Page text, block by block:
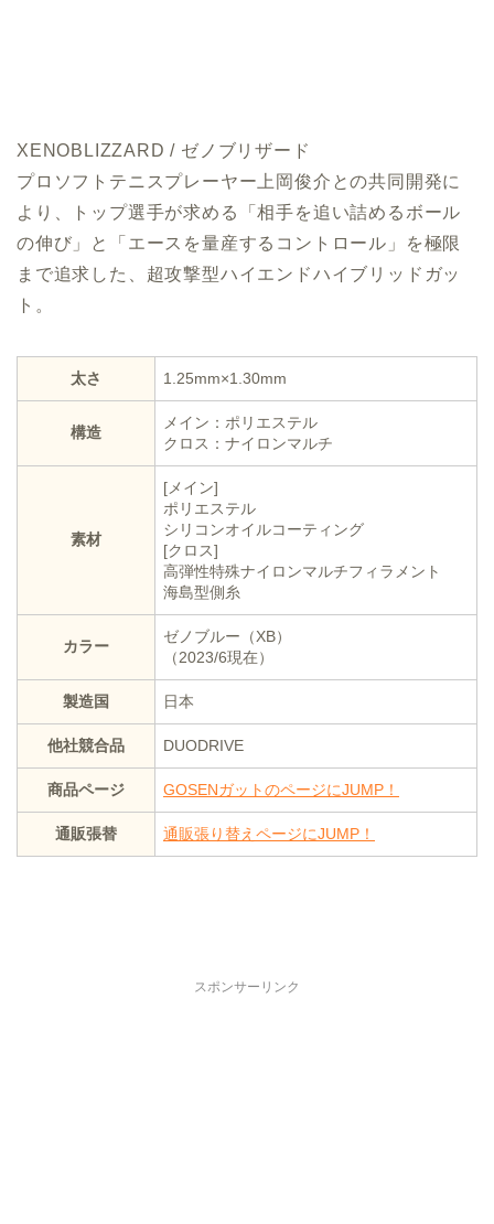
XENOBLIZZARD / ゼノブリザード
プロソフトテニスプレーヤー上岡俊介との共同開発に
より、トップ選手が求める「相手を追い詰めるボール
の伸び」と「エースを量産するコントロール」を極限
まで追求した、超攻撃型ハイエンドハイブリッドガッ
ト。
太さ 1.25mm×1.30mm
構造
メイン：ポリエステル
クロス：ナイロンマルチ
素材
[メイン]
ポリエステル
シリコンオイルコーティング
[クロス]
高弾性特殊ナイロンマルチフィラメント
海島型側糸
カラー
ゼノブルー（XB）
（2023/6現在）
製造国 日本
他社競合品 DUODRIVE
商品ページ GOSENガットのページにJUMP！
通販張替 通販張り替えページにJUMP！
スポンサーリンク